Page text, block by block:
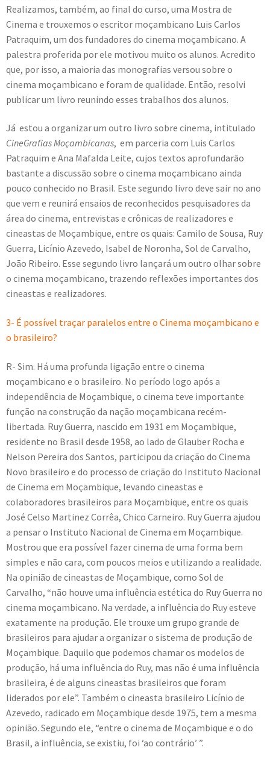
Realizamos, também, ao final do curso, uma Mostra de
Cinema e trouxemos o escritor moçambicano Luis Carlos
Patraquim, um dos fundadores do cinema moçambicano. A
palestra proferida por ele motivou muito os alunos. Acredito
que, por isso, a maioria das monografias versou sobre o
cinema moçambicano e foram de qualidade. Então, resolvi
publicar um livro reunindo esses trabalhos dos alunos.
Já estou a organizar um outro livro sobre cinema, intitulado
CineGrafias Moçambicanas, em parceria com Luis Carlos
Patraquim e Ana Mafalda Leite, cujos textos aprofundarão
bastante a discussão sobre o cinema moçambicano ainda
pouco conhecido no Brasil. Este segundo livro deve sair no ano
que vem e reunirá ensaios de reconhecidos pesquisadores da
área do cinema, entrevistas e crônicas de realizadores e
cineastas de Moçambique, entre os quais: Camilo de Sousa, Ruy
Guerra, Licínio Azevedo, Isabel de Noronha, Sol de Carvalho,
João Ribeiro. Esse segundo livro lançará um outro olhar sobre
o cinema moçambicano, trazendo reflexões importantes dos
cineastas e realizadores.
3- É possível traçar paralelos entre o Cinema moçambicano e
o brasileiro?
R- Sim. Há uma profunda ligação entre o cinema
moçambicano e o brasileiro. No período logo após a
independência de Moçambique, o cinema teve importante
função na construção da nação moçambicana recém-
libertada. Ruy Guerra, nascido em 1931 em Moçambique,
residente no Brasil desde 1958, ao lado de Glauber Rocha e
Nelson Pereira dos Santos, participou da criação do Cinema
Novo brasileiro e do processo de criação do Instituto Nacional
de Cinema em Moçambique, levando cineastas e
colaboradores brasileiros para Moçambique, entre os quais
José Celso Martinez Corrêa, Chico Carneiro. Ruy Guerra ajudou
a pensar o Instituto Nacional de Cinema em Moçambique.
Mostrou que era possível fazer cinema de uma forma bem
simples e não cara, com poucos meios e utilizando a realidade.
Na opinião de cineastas de Moçambique, como Sol de
Carvalho, “não houve uma influência estética do Ruy Guerra no
cinema moçambicano. Na verdade, a influência do Ruy esteve
exatamente na produção. Ele trouxe um grupo grande de
brasileiros para ajudar a organizar o sistema de produção de
Moçambique. Daquilo que podemos chamar os modelos de
produção, há uma influência do Ruy, mas não é uma influência
brasileira, é de alguns cineastas brasileiros que foram
liderados por ele”. Também o cineasta brasileiro Licínio de
Azevedo, radicado em Moçambique desde 1975, tem a mesma
opinião. Segundo ele, “entre o cinema de Moçambique e o do
Brasil, a influência, se existiu, foi ‘ao contrário’ ”.